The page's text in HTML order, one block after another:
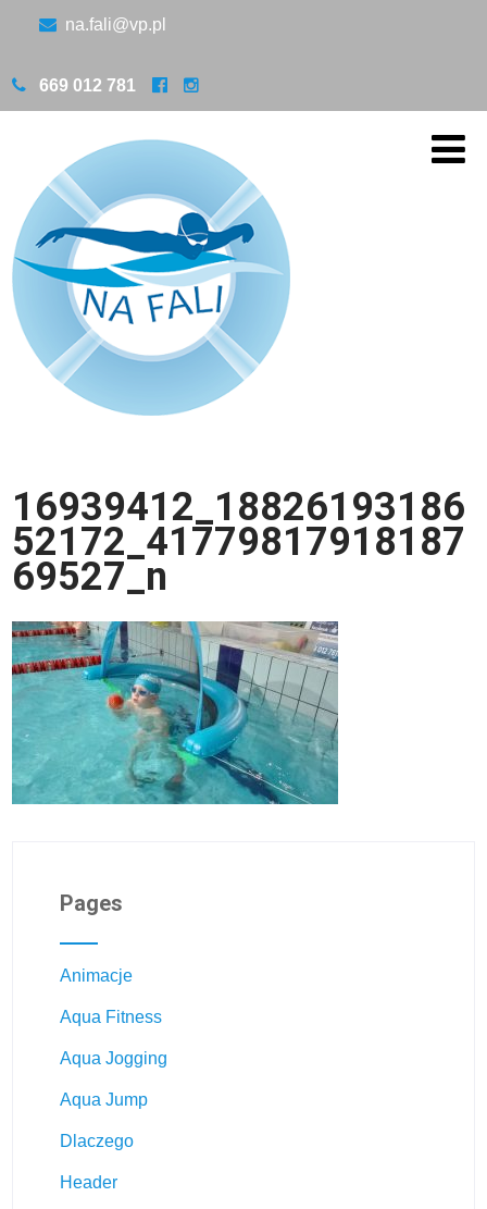
na.fali@vp.pl
669 012 781
16939412_18826193186
52172_41779817918187
69527_n
Pages
Animacje
Aqua Fitness
Aqua Jogging
Aqua Jump
Dlaczego
Header